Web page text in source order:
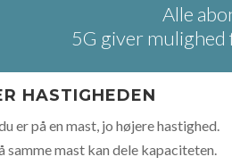
Alle
5G giver
HASTIGHEDEN
er på en mast, jo højere hastighed.
mast kan dele kapaciteten.